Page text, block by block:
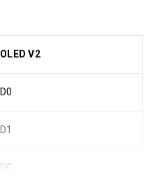
OLED V2
D0
D1
DC